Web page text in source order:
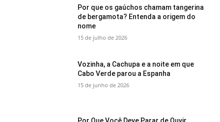
Por que os gaúchos chamam tangerina
de bergamota? Entenda a origem do
nome
15 de julho de 2026
Vozinha, a Cachupa e a noite em que
Cabo Verde parou a Espanha
15 de junho de 2026